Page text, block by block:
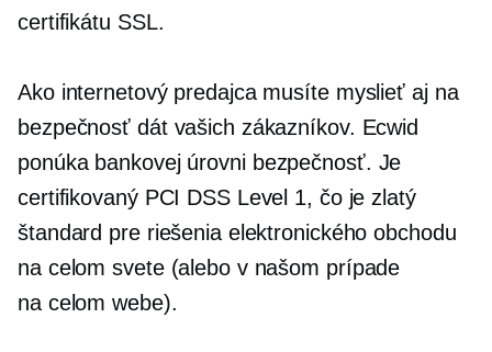
certifikátu SSL.
Ako internetový predajca musíte myslieť aj na
bezpečnosť dát vašich zákazníkov. Ecwid
ponúka bankovej úrovnibezpečnosť. Je
certifikovaný PCI DSS Level 1, čo je zlatý
štandard pre riešenia elektronického obchodu
na celom svete (alebo v našom prípade
na celom webe).